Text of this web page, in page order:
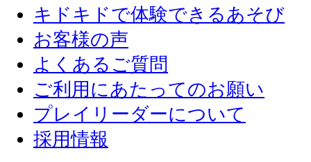
キドキドで体験できるあそび
お客様の声
よくあるご質問
ご利用にあたってのお願い
プレイリーダーについて
採用情報